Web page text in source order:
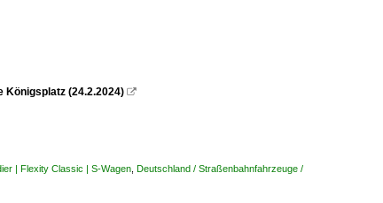
Königsplatz (24.2.2024) 
| Flexity Classic | S-Wagen Deutschland / Straßenbahnfahrzeuge /